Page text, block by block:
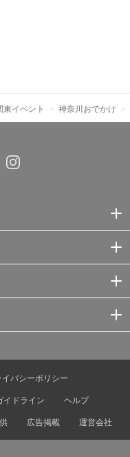
東イベント 神奈川おでかけ
イバシーポリシー
イドライン
ヘルプ
広告掲載 運営会社